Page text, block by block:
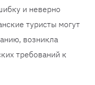
и неверно
туристы могут
возникла
требований к